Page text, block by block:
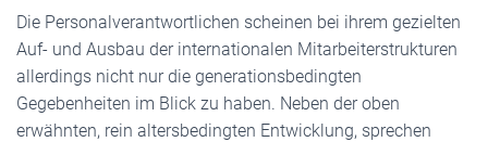
Die Personalverantwortlichen scheinen bei ihrem gezielten
Auf- und Ausbau der internationalen Mitarbeiterstrukturen
allerdings nicht nur die generationsbedingten
Gegebenheiten im Blick zu haben. Neben der oben
erwähnten, rein altersbedingten Entwicklung, sprechen